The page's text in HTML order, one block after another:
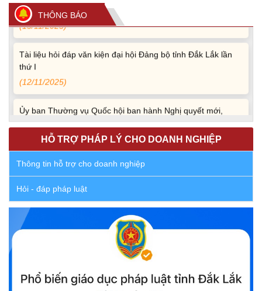
THÔNG BÁO
theo Nghị định 168
(13/11/2025)
Tài liệu hỏi đáp văn kiện đại hội Đảng bộ tỉnh Đắk Lắk lần
thứ I
(12/11/2025)
Ủy ban Thường vụ Quốc hội ban hành Nghị quyết mới,
hoàn thiện quy trình bầu cử
(30/10/2025)
Quyết định ban hành danh sách thành viên Hội đồng phối
hợp phổ biến, giáo dục pháp luật tỉnh Đắk Lắk
(22/10/2025)
Đắk Lắk triển khai Cuộc vận động “Toàn dân rèn luyện
thân thể theo gương Bác Hồ vĩ đại” giai đoạn 2026-2030
Ủy ban Mặt trận Tổ quốc Việt Nam tỉnh kêu gọi vận động
ủng hộ đồng bào khắc phục thiệt hại do bão số 10 gây ra
HỖ TRỢ PHÁP LÝ CHO DOANH NGHIỆP
Thông tin hỗ trợ cho doanh nghiệp
Hỏi - đáp pháp luật